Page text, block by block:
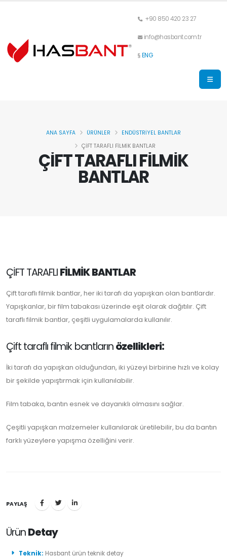
+90 850 420 23 27
info@hasbant.com.tr
ENG
ÇİFT TARAFLI FİLMİK
BANTLAR
ANA SAYFA ÜRÜNLER
ENDÜSTRİYEL BANTLAR
ÇİFT TARAFLI FİLMİK BANTLAR
ÇİFT TARAFLIFİLMİK BANTLAR
Çift taraflı filmik bantlar, her iki tarafı da yapışkan olan bantlardır.
Yapışkanlar, bir film tabakası üzerinde eşit olarak dağıtılır. Çift
taraflı filmik bantlar, çeşitli uygulamalarda kullanılır.
Çift taraflı filmik bantlarınözellikleri:
İki tarafı da yapışkan olduğundan, iki yüzeyi birbirine hızlı ve kolay
bir şekilde yapıştırmak için kullanılabilir.
Film tabaka, bantın esnek ve dayanıklı olmasını sağlar.
Çeşitli yapışkan malzemeler kullanılarak üretilebilir, bu da bantın
farklı yüzeylere yapışma özelliğini verir.
PAYLAŞ
ÜrünDetay
Teknik: Hasbant ürün teknik detay